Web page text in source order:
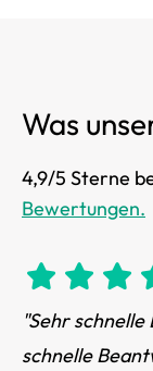
Was
4,9/5 Sterne
Bewertungen.
"Sehr
schnelle